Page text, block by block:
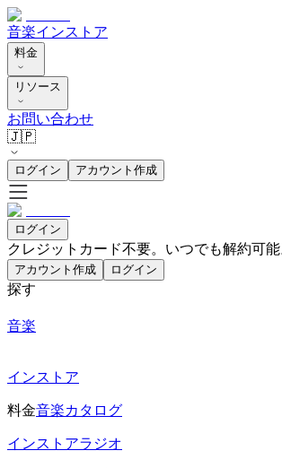
音楽インストア
料金
リソース
お問い合わせ
🇯🇵
ログイン アカウント作成
ログイン
クレジットカード不要。いつでも解約可能
アカウント作成 ログイン
探す
音楽
インストア
料金音楽カタログ
インストアラジオ